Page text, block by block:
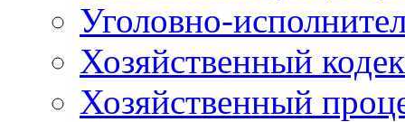
Уголовно-
Хозяйственный
Хозяйственный